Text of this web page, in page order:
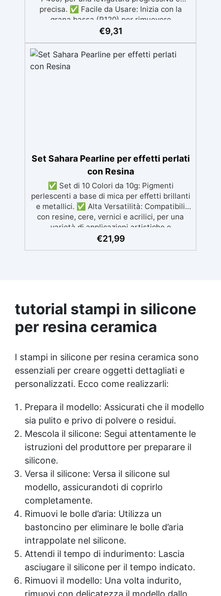
precisa. ✅ Facile da Usare: Inizia con la
grana bassa (P120) per rimuovere
imperfezioni e passa progressivamente a
Tecnologia Avanzata: I dischi retati
favoriscono l'aspirazione della polvere,
garantendo un ambiente di lavoro pulito e
principianti.
€9,31
Set Sahara Pearline per effetti perlati
con Resina
✅ Set di 10 Colori da 10g: Pigmenti
perlescenti a base di mica per effetti brillanti
e metallici. ✅ Alta Versatilità: Compatibili
con resine, cere, vernici e acrilici, per una
varietà di applicazioni artistiche e
artigianali. ✅ Effetti Cromatici Innovativi:
(glazing), completamente atossici e facili da
integrare in qualsiasi progetto.
€21,99
tutorial stampi in silicone
per resina ceramica
I stampi in silicone per resina ceramica sono
essenziali per creare oggetti dettagliati e
personalizzati. Ecco come realizzarli:
Prepara il modello: Assicurati che il modello
sia pulito e privo di polvere o residui.
Mescola il silicone: Segui attentamente le
istruzioni del produttore per preparare il
silicone.
Versa il silicone: Versa il silicone sul
modello, assicurandoti di coprirlo
completamente.
Rimuovi le bolle d’aria: Utilizza un
bastoncino per eliminare le bolle d’aria
intrappolate nel silicone.
Attendi il tempo di indurimento: Lascia
asciugare il silicone per il tempo indicato.
Rimuovi il modello: Una volta indurito,
rimuovi con delicatezza il modello dallo